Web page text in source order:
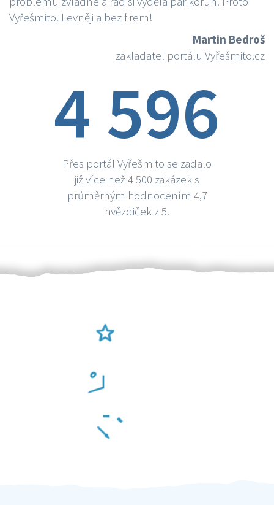
Vyřešmito. Levněji a bez firem!
Martin Bedroš
zakladatel portálu Vyřešmito.cz
4 596
Přes portál Vyřešmito se zadalo
již více než 4 500 zakázek s
průměrným hodnocením 4,7
hvězdiček z 5.